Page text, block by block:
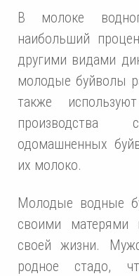
В молоке
наибольший
другими видами
молодые буйволы
также
одомашненных
их молоко.
Молодые водные
своими матерями
своей жизни.
родное стадо,